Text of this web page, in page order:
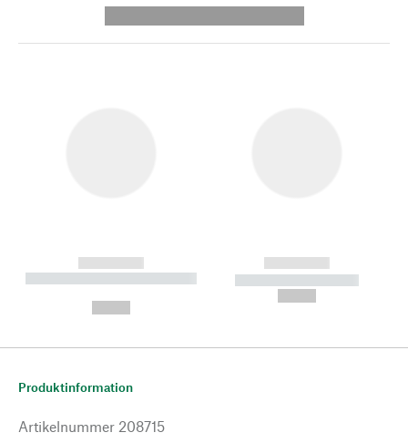
------------
----------- ----------- --------
------------
----------- -----------
Produktinformation
Artikelnummer 208715